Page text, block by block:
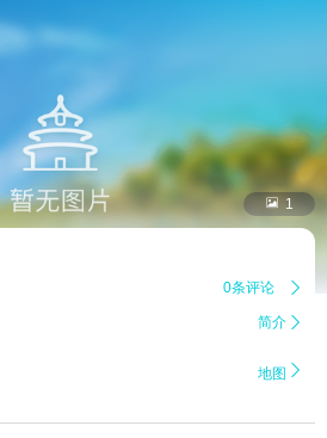
 1
0条评论 
简介 
地图 